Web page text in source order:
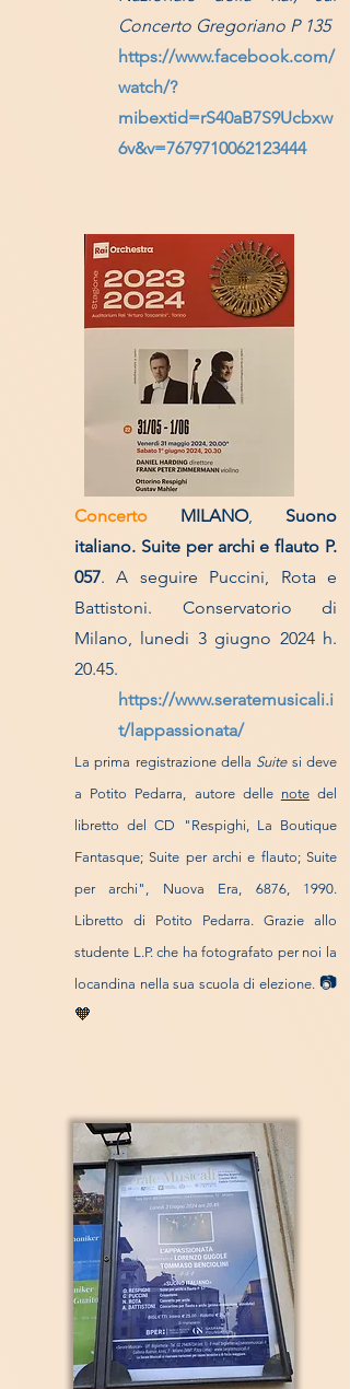
Concerto Gregoriano P 135
https://www.facebook.com/
watch/?
mibextid=rS40aB7S9Ucbxw
6v&v=7679710062123444
Concerto MILANO, Suono
italiano. Suite per archi e flauto P.
057. A seguire Puccini, Rota e
Battistoni. Conservatorio di
Milano, lunedi 3 giugno 2024 h.
20.45.
https://www.seratemusicali.i
t/lappassionata/
La prima registrazione della Suitesi deve
a Potito Pedarra, autore delle notedel
libretto del CD "Respighi, La Boutique
Fantasque; Suite per archi e flauto; Suite
per archi", Nuova Era, 6876, 1990.
Libretto di Potito Pedarra. Grazie allo
studente L.P. che ha fotografato per noi la
locandina nella sua scuola di elezione. 📷
🧡